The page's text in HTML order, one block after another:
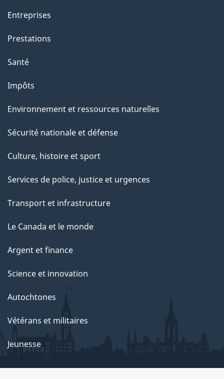
i
o
s
u
c
e
t
e
a
g
Entreprises
Prestations
Santé
Impôts
Environnement et ressources naturelles
Sécurité nationale et défense
Culture, histoire et sport
Services de police, justice et urgences
Transport et infrastructure
Le Canada et le monde
Argent et finance
Science et innovation
Autochtones
Vétérans et militaires
Jeunesse